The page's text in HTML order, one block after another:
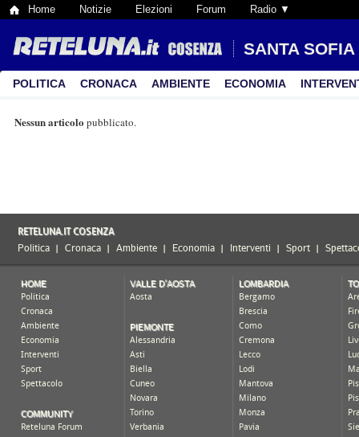
Home Notizie Elezioni Forum Radio ▼
SANTA
POLITICA CRONACA AMBIENTE ECONOMIA
Nessun articolo pubblicato.